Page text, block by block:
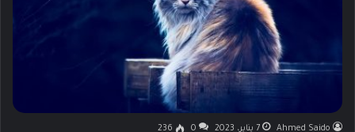
Ahmed Saido 7 يناير، 2023 0
236